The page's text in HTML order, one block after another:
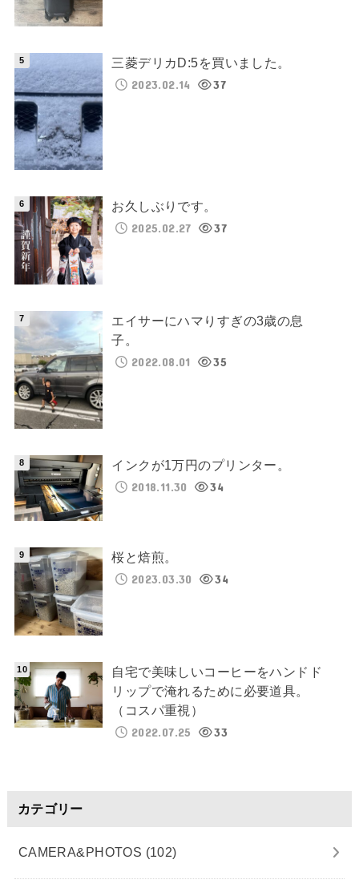
三菱デリカD:5を買いました。
2023.02.14
37
お久しぶりです。
2025.02.27
37
エイサーにハマりすぎの3歳の息
子。
2022.08.01
35
インクが1万円のプリンター。
2018.11.30
34
桜と焙煎。
2023.03.30
34
自宅で美味しいコーヒーをハンドド
リップで淹れるために必要道具。
（コスパ重視）
2022.07.25
33
カテゴリー
CAMERA&PHOTOS (102)